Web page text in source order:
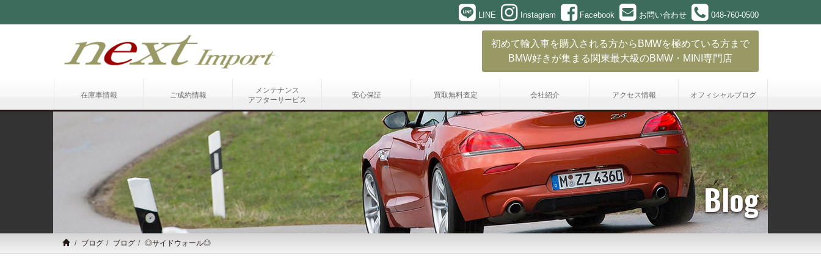
LINE Instagram Facebook お問い合わせ 048-760-0500
初めて輸入車を購入される方からBMWを極めている方まで
BMW好きが集まる関東最大級のBMW・MINI専門店
在庫車情報 ご成約情報
メンテナンス
アフターサービス
安心保証 買取無料査定 会社紹介 アクセス情報 オフィシャルブログ
Blog
ブログ ブログ ◎サイドウォール◎